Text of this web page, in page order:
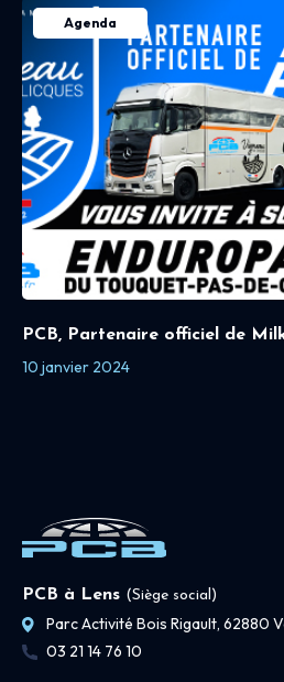
Agenda
PCB, Partenaire officiel de
10 janvier 2024
PCB à Lens (Siège social)
Parc Activité Bois Rigault, 62880
03 21 14 76 10